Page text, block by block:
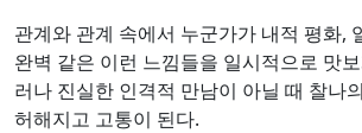
관계와 관계 속에서 누군가가 내적 평화,
완벽 같은 이런 느낌들을 일시적으로 맛
러나 진실한 인격적 만남이 아닐 때 찰나
허해지고 고통이 된다.